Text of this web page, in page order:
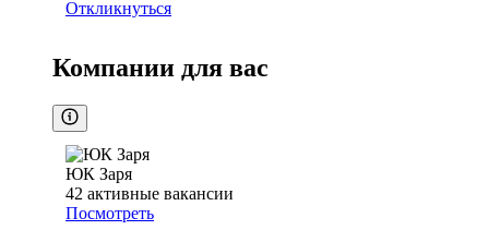
Откликнуться
Компании для вас
ЮК Заря
42 активные вакансии
Посмотреть